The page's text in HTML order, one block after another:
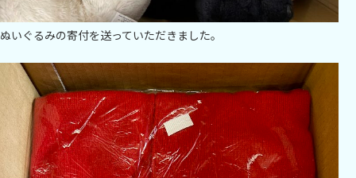
ぬいぐるみの寄付を送っていただきました。